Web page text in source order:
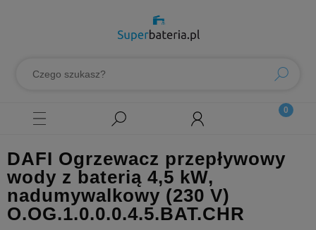
DAFI Ogrzewacz przepływowy
wody z baterią 4,5 kW,
nadumywalkowy (230 V)
O.OG.1.0.0.0.4.5.BAT.CHR